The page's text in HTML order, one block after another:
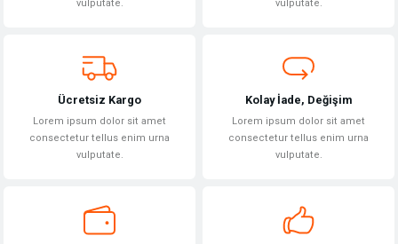
Ürün bilgilerinde hatalar bulunuyor.
Bu ürüne benzer farklı alternatifler olmalı.
vulputate.
vulputate.
Ücretsiz Kargo
Lorem ipsum dolor sit amet
consectetur tellus enim urna
vulputate.
Kolay İade, Değişim
Lorem ipsum dolor sit amet
consectetur tellus enim urna
vulputate.